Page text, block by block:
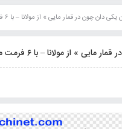
در قمار مایی » از مولانا – با ۶ فرمت مختلف – کد ۱۱۶۱
– با ۶ فرمت مختلف – کد ۱۱۶۱